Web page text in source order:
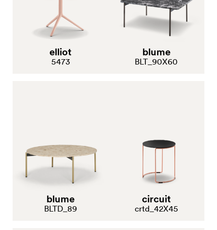
elliot
5473
blume
BLT_90X60
blume
BLTD_89
circuit
crtd_42X45